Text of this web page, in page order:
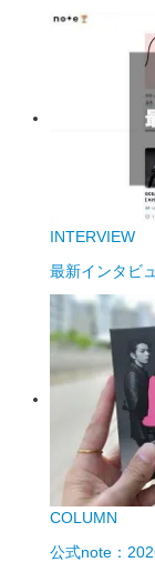
INTERVIEW
最新インタビ
COLUMN
公式note：